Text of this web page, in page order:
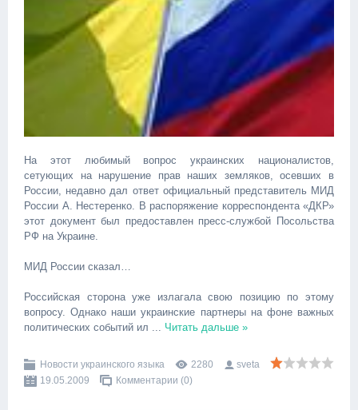
На этот любимый вопрос украинских националистов,
сетующих на нарушение прав наших земляков, осевших в
России, недавно дал ответ официальный представитель МИД
России А. Нестеренко. В распоряжение корреспондента «ДКР»
этот документ был предоставлен пресс-службой Посольства
РФ на Украине.
МИД России сказал…
Российская сторона уже излагала свою позицию по этому
вопросу. Однако наши украинские партнеры на фоне важных
политических событий ил ... Читать дальше »
Новости украинского языка 2280
sveta
19.05.2009
Комментарии (0)